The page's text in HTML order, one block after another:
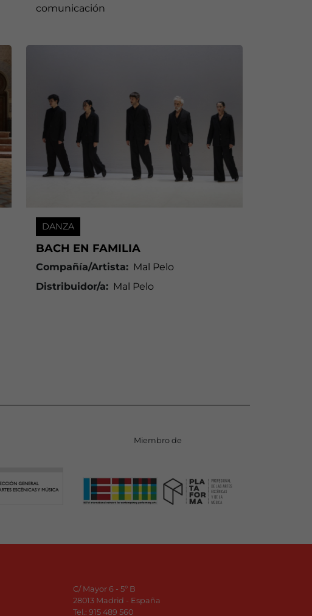
comunicación
DANZA
BACH EN FAMILIA
Compañía/Artista: Mal Pelo
Distribuidor/a: Mal Pelo
Miembro de
C/ Mayor 6 - 5º B
28013 Madrid - España
Tel.: 915 489 560